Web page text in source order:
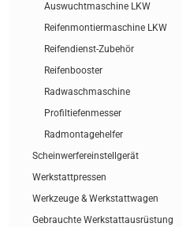
Auswuchtmaschine LKW
Reifenmontiermaschine LKW
Reifendienst-Zubehör
Reifenbooster
Radwaschmaschine
Profiltiefenmesser
Radmontagehelfer
Scheinwerfereinstellgerät
Werkstattpressen
Werkzeuge & Werkstattwagen
Gebrauchte Werkstattausrüstung